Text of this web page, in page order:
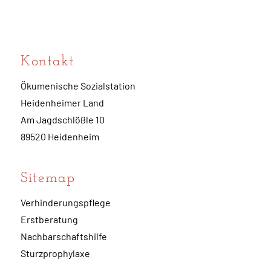
Kontakt
Ökumenische Sozialstation
Heidenheimer Land
Am Jagdschlößle 10
89520 Heidenheim
Sitemap
Verhinderungspflege
Erstberatung
Nachbarschaftshilfe
Sturzprophylaxe